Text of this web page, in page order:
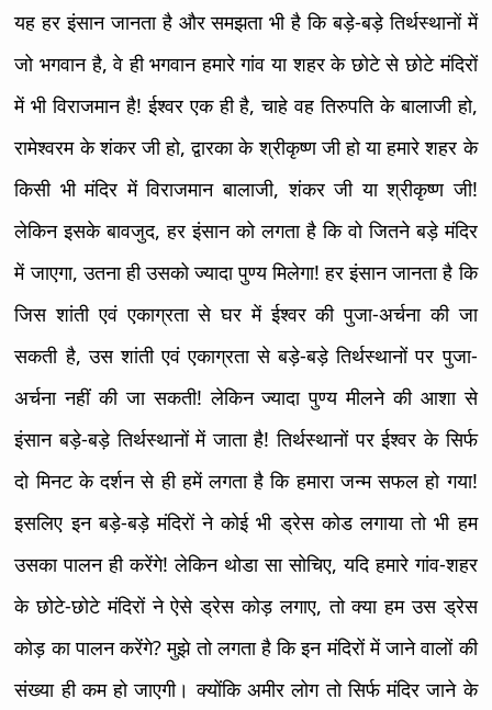
यह हर इंसान जानता है और समझता भी है कि बड़े-बड़े तिर्थस्थानों में
जो भगवान है, वे ही भगवान हमारे गांव या शहर के छोटे से छोटे मंदिरों
में भी विराजमान है! ईश्वर एक ही है, चाहे वह तिरुपति के बालाजी हो,
रामेश्वरम के शंकर जी हो, द्वारका के श्रीकृष्ण जी हो या हमारे शहर के
किसी भी मंदिर में विराजमान बालाजी, शंकर जी या श्रीकृष्ण जी!
लेकिन इसके बावजुद, हर इंसान को लगता है कि वो जितने बड़े मंदिर
में जाएगा, उतना ही उसको ज्यादा पुण्य मिलेगा! हर इंसान जानता है कि
जिस शांती एवं एकाग्रता से घर में ईश्वर की पुजा-अर्चना की जा
सकती है, उस शांती एवं एकाग्रता से बड़े-बड़े तिर्थस्थानों पर पुजा-
अर्चना नहीं की जा सकती! लेकिन ज्यादा पुण्य मीलने की आशा से
इंसान बड़े-बड़े तिर्थस्थानों में जाता है! तिर्थस्थानों पर ईश्वर के सिर्फ
दो मिनट के दर्शन से ही हमें लगता है कि हमारा जन्म सफल हो गया!
इसलिए इन बड़े-बड़े मंदिरों ने कोई भी ड्रेस कोड लगाया तो भी हम
उसका पालन ही करेंगे! लेकिन थोडा सा सोचिए, यदि हमारे गांव-शहर
के छोटे-छोटे मंदिरों ने ऐसे ड्रेस कोड़ लगाए, तो क्या हम उस ड्रेस
कोड़ का पालन करेंगे? मुझे तो लगता है कि इन मंदिरों में जाने वालों की
संख्या ही कम हो जाएगी। क्योंकि अमीर लोग तो सिर्फ मंदिर जाने के